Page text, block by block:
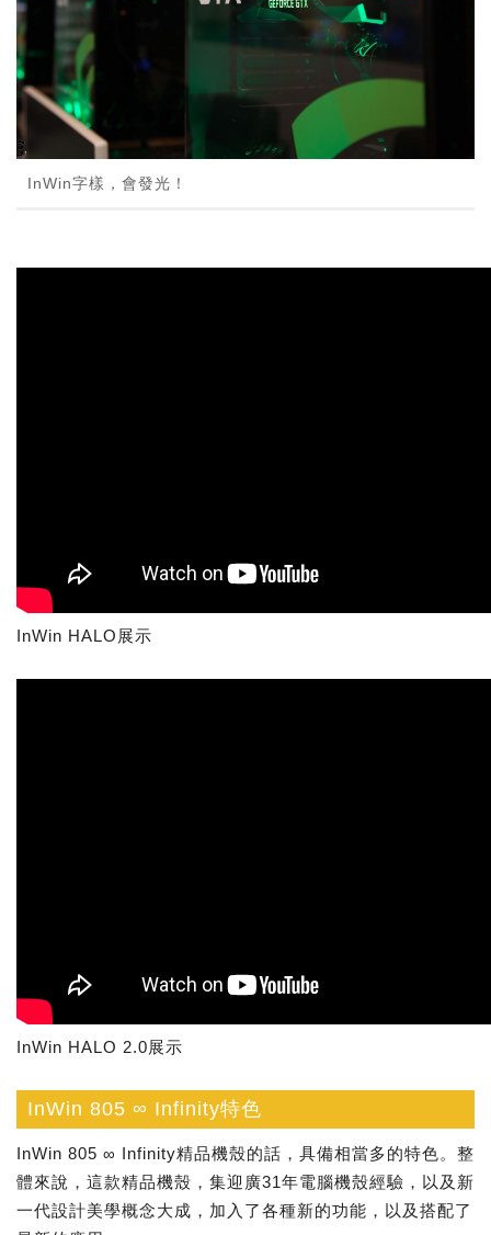
InWin字樣，會發光！
InWin HALO展示
InWin HALO 2.0展示
InWin 805 ∞ Infinity特色
InWin 805 ∞ Infinity精品機殼的話，具備相當多的特色。整
體來說，這款精品機殼，集迎廣31年電腦機殼經驗，以及新
一代設計美學概念大成，加入了各種新的功能，以及搭配了